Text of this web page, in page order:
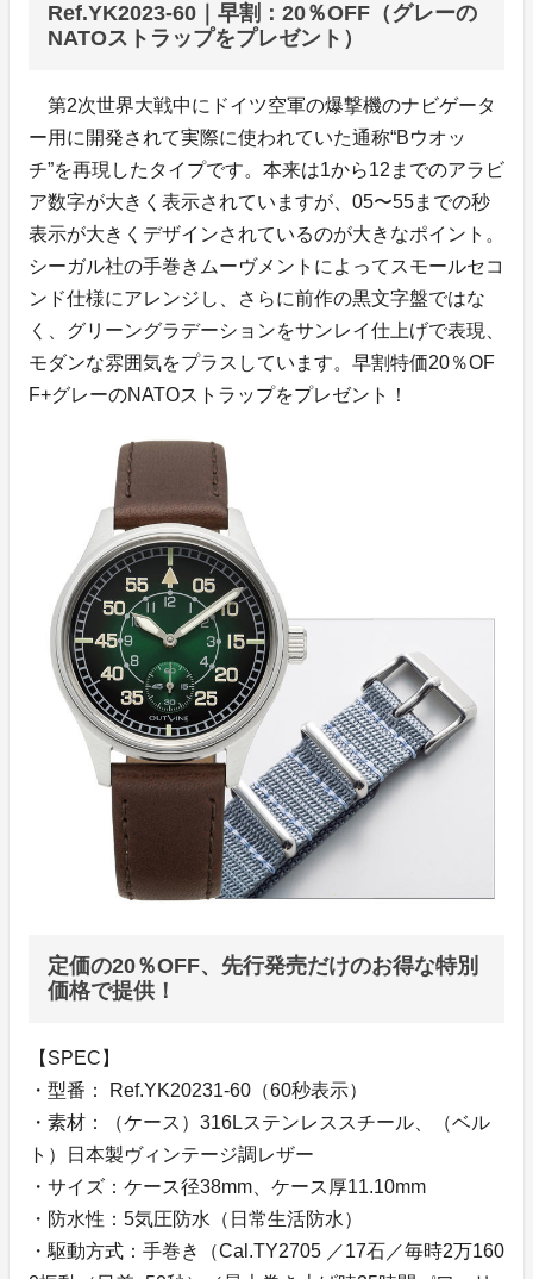
Ref.YK2023-60｜早割：20％OFF（グレーの
NATOストラップをプレゼント）
第2次世界大戦中にドイツ空軍の爆撃機のナビゲータ
ー用に開発されて実際に使われていた通称“Bウオッ
チ”を再現したタイプです。本来は1から12までのアラビ
ア数字が大きく表示されていますが、05〜55までの秒
表示が大きくデザインされているのが大きなポイント。
シーガル社の手巻きムーヴメントによってスモールセコ
ンド仕様にアレンジし、さらに前作の黒文字盤ではな
く、グリーングラデーションをサンレイ仕上げで表現、
モダンな雰囲気をプラスしています。早割特価20％OF
F+グレーのNATOストラップをプレゼント！
定価の20％OFF、先行発売だけのお得な特別
価格で提供！
【SPEC】
・型番： Ref.YK20231-60（60秒表示）
・素材：（ケース）316Lステンレススチール、（ベル
ト）日本製ヴィンテージ調レザー
・サイズ：ケース径38mm、ケース厚11.10mm
・防水性：5気圧防水（日常生活防水）
・駆動方式：手巻き（Cal.TY2705 ／17石／毎時2万160